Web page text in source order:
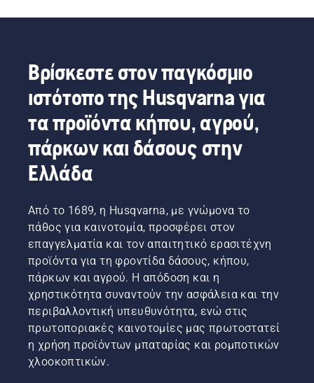
Βρίσκεστε στον παγκόσμιο
ιστότοπο της Husqvarna για
τα προϊόντα κήπου, αγρού,
πάρκων και δάσους στην
Ελλάδα
Από το 1689, η Husqvarna, με γνώμονα το
πάθος για καινοτομία, προσφέρει στον
επαγγελματία και τον απαιτητικό ερασιτέχνη
προϊόντα για τη φροντίδα δάσους, κήπου,
πάρκων και αγρού. Η απόδοση και η
χρηστικότητα συναντούν την ασφάλεια και την
περιβαλλοντική υπευθυνότητα, ενώ στις
πρωτοποριακές καινοτομίες μας πρωτοστατεί
η χρήση προϊόντων μπαταρίας και ρομποτικών
χλοοκοπτικών.